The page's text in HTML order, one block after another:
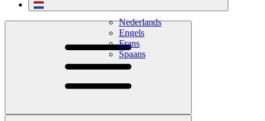
Nederlands
Engels
Frans
Spaans